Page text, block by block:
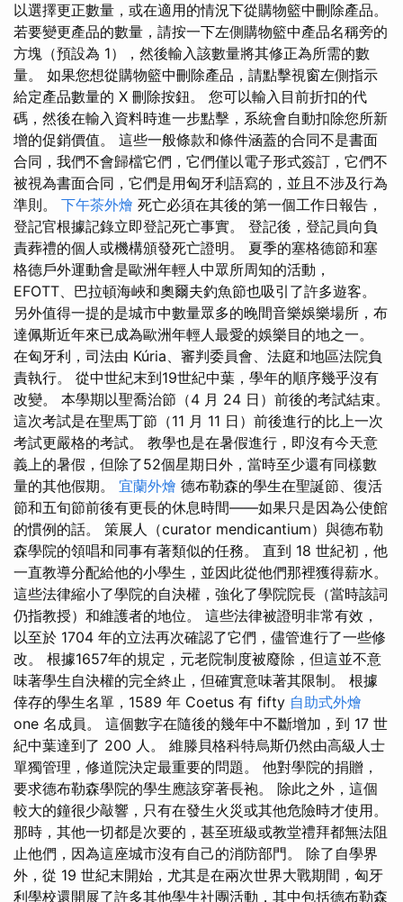
以選擇更正數量，或在適用的情況下從購物籃中刪除產品。
若要變更產品的數量，請按一下左側購物籃中產品名稱旁的
方塊（預設為 1），然後輸入該數量將其修正為所需的數
量。 如果您想從購物籃中刪除產品，請點擊視窗左側指示
給定產品數量的 X 刪除按鈕。 您可以輸入目前折扣的代
碼，然後在輸入資料時進一步點擊，系統會自動扣除您所新
增的促銷價值。 這些一般條款和條件涵蓋的合同不是書面
合同，我們不會歸檔它們，它們僅以電子形式簽訂，它們不
被視為書面合同，它們是用匈牙利語寫的，並且不涉及行為
準則。 下午茶外燴 死亡必須在其後的第一個工作日報告，
登記官根據記錄立即登記死亡事實。 登記後，登記員向負
責葬禮的個人或機構頒發死亡證明。 夏季的塞格德節和塞
格德戶外運動會是歐洲年輕人中眾所周知的活動，
EFOTT、巴拉頓海峽和奧爾夫釣魚節也吸引了許多遊客。
另外值得一提的是城市中數量眾多的晚間音樂娛樂場所，布
達佩斯近年來已成為歐洲年輕人最愛的娛樂目的地之一。
在匈牙利，司法由 Kúria、審判委員會、法庭和地區法院負
責執行。 從中世紀末到19世紀中葉，學年的順序幾乎沒有
改變。 本學期以聖喬治節（4 月 24 日）前後的考試結束。
這次考試是在聖馬丁節（11 月 11 日）前後進行的比上一次
考試更嚴格的考試。 教學也是在暑假進行，即沒有今天意
義上的暑假，但除了52個星期日外，當時至少還有同樣數
量的其他假期。 宜蘭外燴 德布勒森的學生在聖誕節、復活
節和五旬節前後有更長的休息時間——如果只是因為公使館
的慣例的話。 策展人（curator mendicantium）與德布勒
森學院的領唱和同事有著類似的任務。 直到 18 世紀初，他
一直教導分配給他的小學生，並因此從他們那裡獲得薪水。
這些法律縮小了學院的自決權，強化了學院院長（當時該詞
仍指教授）和維護者的地位。 這些法律被證明非常有效，
以至於 1704 年的立法再次確認了它們，儘管進行了一些修
改。 根據1657年的規定，元老院制度被廢除，但這並不意
味著學生自決權的完全終止，但確實意味著其限制。 根據
倖存的學生名單，1589 年 Coetus 有 fifty 自助式外燴
one 名成員。 這個數字在隨後的幾年中不斷增加，到 17 世
紀中葉達到了 200 人。 維滕貝格科特烏斯仍然由高級人士
單獨管理，修道院決定最重要的問題。 他對學院的捐贈，
要求德布勒森學院的學生應該穿著長袍。 除此之外，這個
較大的鐘很少敲響，只有在發生火災或其他危險時才使用。
那時，其他一切都是次要的，甚至班級或教堂禮拜都無法阻
止他們，因為這座城市沒有自己的消防部門。 除了自學界
外，從 19 世紀末開始，尤其是在兩次世界大戰期間，匈牙
利學校還開展了許多其他學生社團活動，其中包括德布勒森